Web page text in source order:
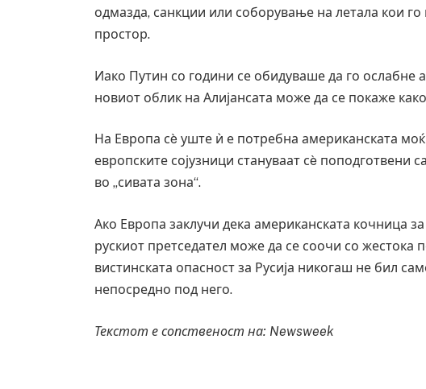
одмазда, санкции или соборување на летала кои
простор.
Иако Путин со години се обидуваше да го ослабне
новиот облик на Алијансата може да се покаже
На Европа сè уште ѝ е потребна американската
европските сојузници стануваат сè поподготвени
во „сивата зона“.
Ако Европа заклучи дека американската кочница
рускиот претседател може да се соочи со жестока
вистинската опасност за Русија никогаш не бил
непосредно под него.
Текстот е сопственост на: Newsweek